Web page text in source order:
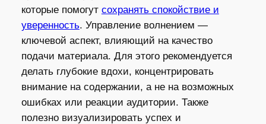
которые помогут сохранять спокойствие и
уверенность. Управление волнением —
ключевой аспект, влияющий на качество
подачи материала. Для этого рекомендуется
делать глубокие вдохи, концентрировать
внимание на содержании, а не на возможных
ошибках или реакции аудитории. Также
полезно визуализировать успех и